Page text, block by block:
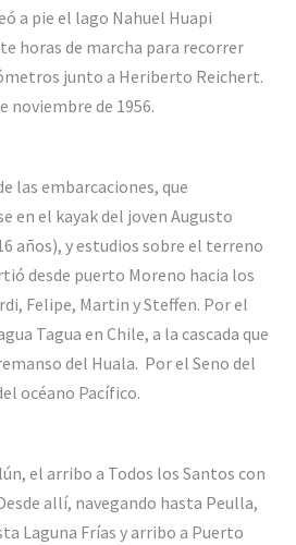
a pie el lago Nahuel Huapi
horas de marcha para recorrer
junto a Heriberto Reichert.
noviembre de 1956.
las embarcaciones, que
en el kayak del joven Augusto
años), y estudios sobre el terreno
desde puerto Moreno hacia los
Felipe, Martin y Steffen. Por el
Tagua en Chile, a la cascada que
del Huala. Por el Seno del
océano Pacífico.
el arribo a Todos los Santos con
allí, navegando hasta Peulla,
Laguna Frías y arribo a Puerto